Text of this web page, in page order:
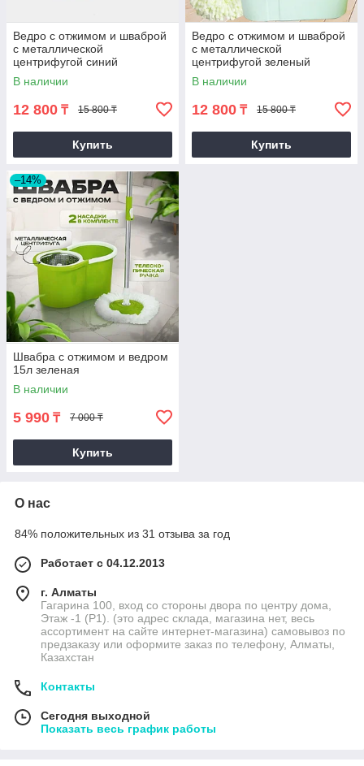
Ведро с отжимом и шваброй
с металлической
центрифугой синий
В наличии
12 800 ₸ 15 800 ₸
Купить
Ведро с отжимом и шваброй
с металлической
центрифугой зеленый
В наличии
12 800 ₸ 15 800 ₸
Купить
–14%
Швабра с отжимом и ведром
15л зеленая
В наличии
5 990 ₸ 7 000 ₸
Купить
О нас
84% положительных из 31 отзыва за год
Работает с 04.12.2013
г. Алматы
Гагарина 100, вход со стороны двора по центру дома,
Этаж -1 (P1). (это адрес склада, магазина нет, весь
ассортимент на сайте интернет-магазина) самовывоз по
предзаказу или оформите заказ по телефону, Алматы,
Казахстан
Контакты
Сегодня выходной
Показать весь график работы